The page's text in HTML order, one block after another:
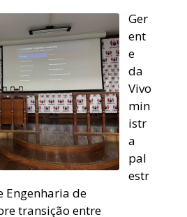
Ger
ent
e
da
Vivo
min
istr
a
pal
estr
Engenharia de
transição entre